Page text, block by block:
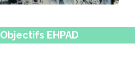
Objectifs EHPAD